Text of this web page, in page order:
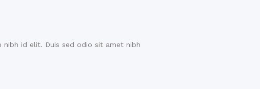
nibh id elit. Duis sed odio sit amet nibh